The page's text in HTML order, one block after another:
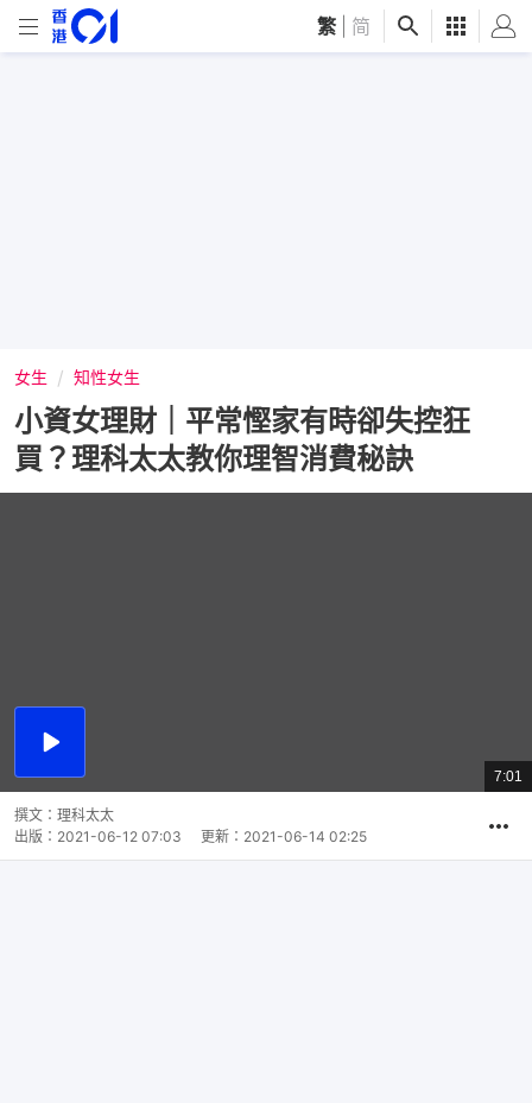
繁 简
女生 知性女生
小資女理財｜平常慳家有時卻失控狂
買？理科太太教你理智消費秘訣
播
總
共
7:01
撰文： 理科太太
出版： 2021-06-12 07:03 更新： 2021-06-14 02:25